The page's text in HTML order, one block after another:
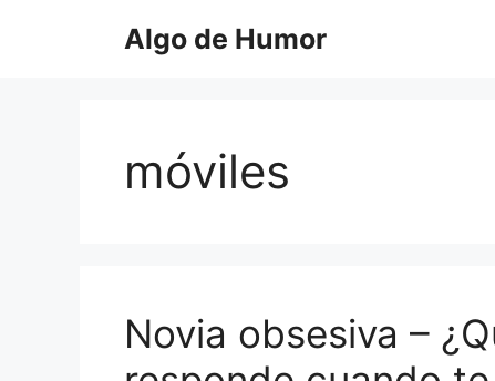
Algo de Humor
móviles
Novia obsesiva –